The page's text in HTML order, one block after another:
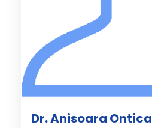
Dr. Anisoara Ontica